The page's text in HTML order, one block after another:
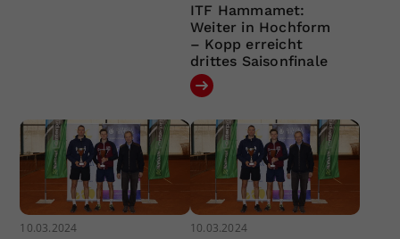
ITF Hammamet:
Weiter in Hochform
– Kopp erreicht
drittes Saisonfinale
10.03.2024 10.03.2024